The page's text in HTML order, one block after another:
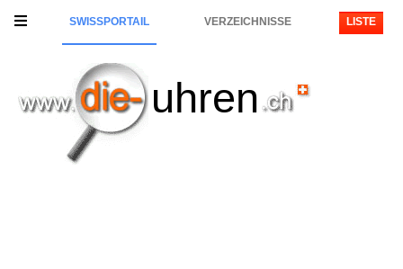
SWISSPORTAIL VERZEICHNISSE LISTE
uhren